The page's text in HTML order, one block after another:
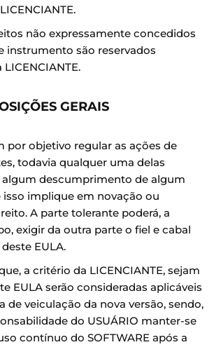
não expressamente concedidos
instrumento são reservados
GERAIS
por objetivo regular as ações de
todavia qualquer uma delas
algum descumprimento de algum
isso implique em novação ou
A parte tolerante poderá, a
exigir da outra parte o fiel e cabal
EULA.
a critério da LICENCIANTE, sejam
EULA serão consideradas aplicáveis
de veiculação da nova versão, sendo,
do USUÁRIO manter-se
contínuo do SOFTWARE após a